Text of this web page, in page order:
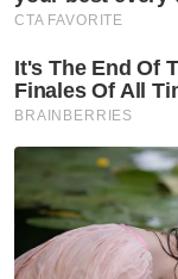
Terdahulu,
Aidilfitri
keluarga
Artikel
Isu pindah
pemilik tanah
Isu Kuil:
Akmal Saleh